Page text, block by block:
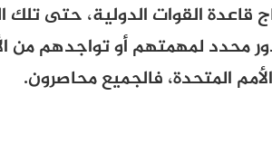
قاعدة القوات الدولية، حتى تلك
محدد لمهمتهم أو تواجدهم من
المتحدة، فالجميع محاصرون.